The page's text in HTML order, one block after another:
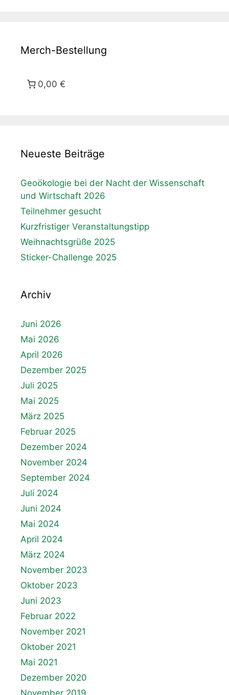
Merch-Bestellung
0,00 €
Neueste Beiträge
Geoökologie bei der Nacht der Wissenschaft
und Wirtschaft 2026
Teilnehmer gesucht
Kurzfristiger Veranstaltungstipp
Weihnachtsgrüße 2025
Sticker-Challenge 2025
Archiv
Juni 2026
Mai 2026
April 2026
Dezember 2025
Juli 2025
Mai 2025
März 2025
Februar 2025
Dezember 2024
November 2024
September 2024
Juli 2024
Juni 2024
Mai 2024
April 2024
März 2024
November 2023
Oktober 2023
Juni 2023
Februar 2022
November 2021
Oktober 2021
Mai 2021
Dezember 2020